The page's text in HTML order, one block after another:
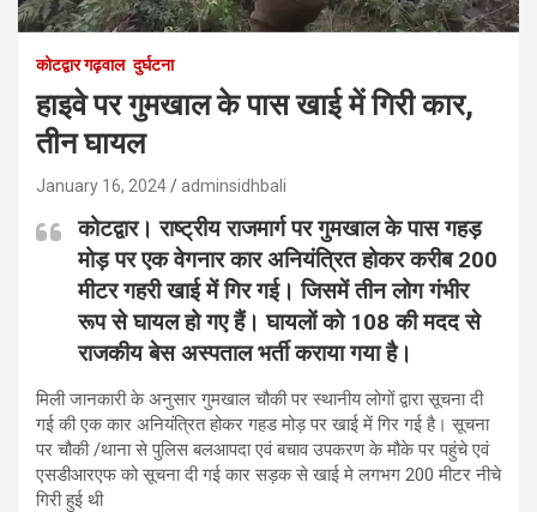
कोटद्वार गढ़वाल दुर्घटना
हाइवे पर गुमखाल के पास खाई में गिरी कार,
तीन घायल
January 16, 2024 adminsidhbali
कोटद्वार। राष्ट्रीय राजमार्ग पर गुमखाल के पास गहड़
मोड़ पर एक वेगनार कार अनियंत्रित होकर करीब 200
मीटर गहरी खाई में गिर गई। जिसमें तीन लोग गंभीर
रूप से घायल हो गए हैं। घायलों को 108 की मदद से
राजकीय बेस अस्पताल भर्ती कराया गया है।
मिली जानकारी के अनुसार गुमखाल चौकी पर स्थानीय लोगों द्वारा सूचना दी
गई की एक कार अनियंत्रित होकर गहड मोड़ पर खाई में गिर गई है। सूचना
पर चौकी /थाना से पुलिस बलआपदा एवं बचाव उपकरण के मौके पर पहुंचे एवं
एसडीआरएफ को सूचना दी गई कार सड़क से खाई मे लगभग 200 मीटर नीचे
गिरी हुई थी